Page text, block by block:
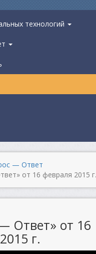
технологий
— Ответ
от 16 февраля 2015 г.
Ответ» от 16
г.